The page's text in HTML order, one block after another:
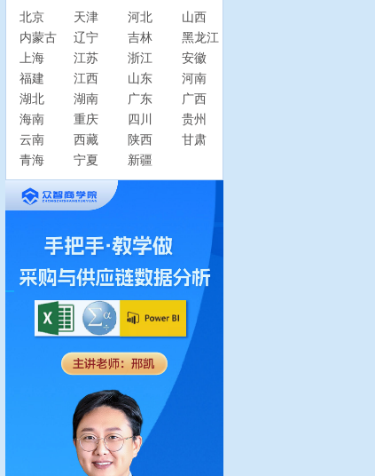
北京 天津 河北
山西
内蒙古
辽宁 吉林
黑龙江
上海
江苏 浙江
安徽
福建
江西 山东
河南
湖北
湖南 广东
广西
海南
重庆 四川
贵州
云南
西藏 陕西
甘肃
青海
宁夏 新疆